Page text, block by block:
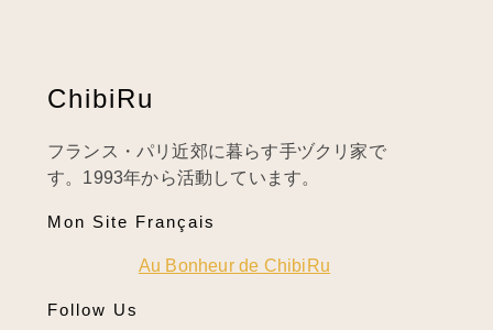
ChibiRu
フランス・パリ近郊に暮らす手ヅクリ家で
す。1993年から活動しています。
Mon Site Français
Au Bonheur de ChibiRu
Follow Us